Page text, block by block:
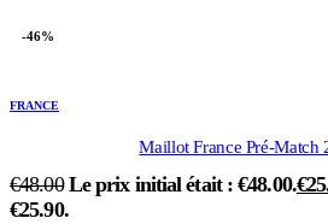
-46%
FRANCE
Maillot France Pré-Match
€48.00 Le prix initial était : €48.00.€
€25.90.